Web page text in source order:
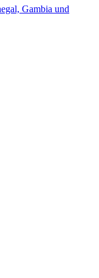
Gambia und